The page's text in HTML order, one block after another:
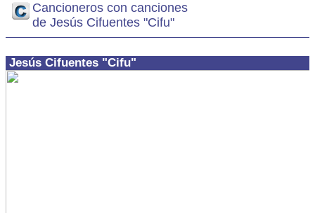
Cancioneros con canciones
de Jesús Cifuentes "Cifu"
Jesús Cifuentes "Cifu"